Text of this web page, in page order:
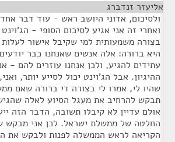
אליעזר זנדברג
ולסיכום, אדוני היושב ראש - עוד דבר
ואחרי זה אני אגיע לסיכום הסופי -
בצורה משמעותית למי שקיבל אישור
היא ברורה: אלה אנשים שאנחנו כבר
עתידים להגיע, ולכן אנחנו עוזרים להם -
ההיגיון. אבל הג'וינט יכול לסייע יותר,
שהיו לי, אמרו לי בצורה די ברורה שאם
תבקש להרחיב את מעגל הסיוע לאלה
אולם עדיין לא קיבלו תשובה, הדבר הזה
החלטה של ממשלת ישראל. לכן אני מבקש
הקריאה לראש הממשלה לפנות ולבקש את